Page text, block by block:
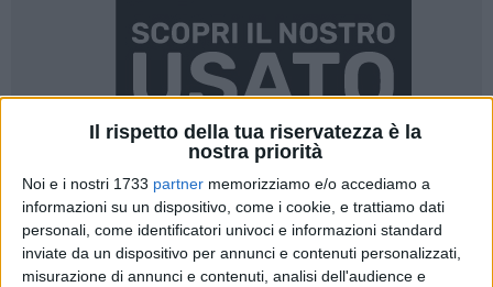
Il rispetto della tua riservatezza è la
nostra priorità
Noi e i nostri 1733 partner memorizziamo e/o accediamo a
informazioni su un dispositivo, come i cookie, e trattiamo dati
personali, come identificatori univoci e informazioni standard
inviate da un dispositivo per annunci e contenuti personalizzati,
misurazione di annunci e contenuti, analisi dell'audience e
2